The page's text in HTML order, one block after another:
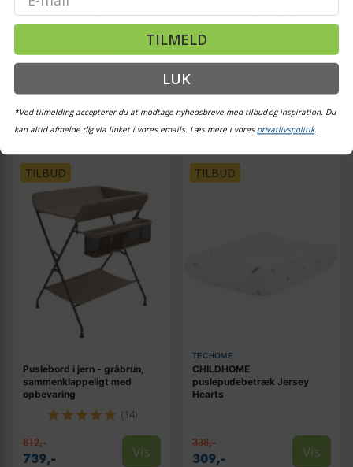
Puslebord i jern -
sammenklappeligt,
559,-
På lager
med opbevaring, lysegrå
På lager
TILBUD
Puslebord i jern - gråbrun,
sammenklappeligt med
opbevaring
(14)
812,-
739,- Vis
TILBUD
TECHOME
CHILDHOME
puslepudebetræk Jersey
Hearts
338,-
309,- Vis
TILMELD
LUK
*Ved tilmelding accepterer du at modtage nyhedsbreve med tilbud og inspiration. Du
kan altid afmelde dig via linket i vores emails. Læs mere i vores privatlivspolitik.